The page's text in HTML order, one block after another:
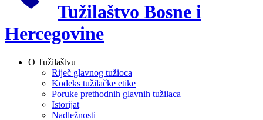
Tužilaštvo Bosne i
Hercegovine
O Tužilaštvu
Riječ glavnog tužioca
Kodeks tužilačke etike
Poruke prethodnih glavnih tužilaca
Istorijat
Nadležnosti